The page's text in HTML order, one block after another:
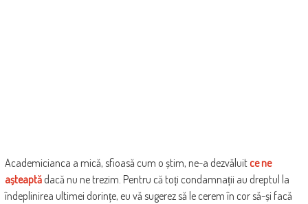
Academicianca a mică, sfioasă cum o știm, ne-a dezvăluitce ne
așteaptădacă nu ne trezim. Pentru că toți condamnații au dreptul la
îndeplinirea ultimei dorințe, eu vă sugerez să le cerem în cor să-și facă